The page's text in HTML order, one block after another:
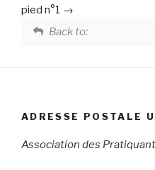
pied n°1
Back to:
ADRESSE POSTALE
Association des